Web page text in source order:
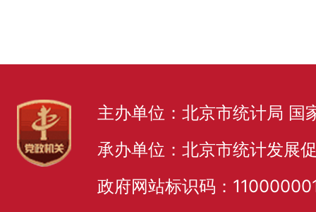
主办单位：北京市统计局 国
承办单位：北京市统计发展
政府网站标识码：